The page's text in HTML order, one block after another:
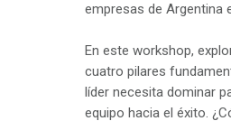
empresas de Argentina
En este workshop,
cuatro pilares
líder necesita dominar
equipo hacia el éxito.